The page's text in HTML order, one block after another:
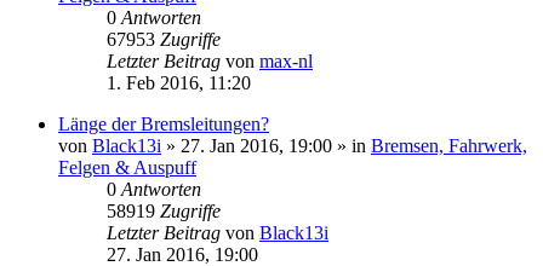
0 Antworten
67953 Zugriffe
Letzter Beitrag von max-nl
1. Feb 2016, 11:20
Länge der Bremsleitungen?
von Black13i » 27. Jan 2016, 19:00 » in Bremsen, Fahrwerk,
Felgen & Auspuff
0 Antworten
58919 Zugriffe
Letzter Beitrag von Black13i
27. Jan 2016, 19:00